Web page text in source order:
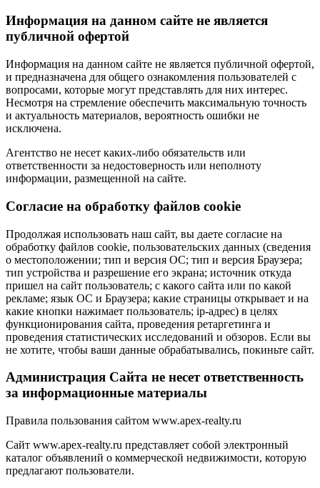
Информация на данном сайте не является
публичной офертой
Информация на данном сайте не является публичной офертой,
и предназначена для общего ознакомления пользователей с
вопросами, которые могут представлять для них интерес.
Несмотря на стремление обеспечить максимальную точность
и актуальность материалов, вероятность ошибки не
исключена.
Агентство не несет каких-либо обязательств или
ответственности за недостоверность или неполноту
информации, размещенной на сайте.
Cогласие на обработку файлов cookie
Продолжая использовать наш сайт, вы даете согласие на
обработку файлов cookie, пользовательских данных (сведения
о местоположении; тип и версия ОС; тип и версия Браузера;
тип устройства и разрешение его экрана; источник откуда
пришел на сайт пользователь; с какого сайта или по какой
рекламе; язык ОС и Браузера; какие страницы открывает и на
какие кнопки нажимает пользователь; ip-адрес) в целях
функционирования сайта, проведения ретаргетинга и
проведения статистических исследований и обзоров. Если вы
не хотите, чтобы ваши данные обрабатывались, покиньте сайт.
Администрация Сайта не несет ответственность
за информационные материалы
Правила пользования сайтом www.apex-realty.ru
Сайт www.apex-realty.ru представляет собой электронный
каталог объявлений о коммерческой недвижимости, которую
предлагают пользователи.